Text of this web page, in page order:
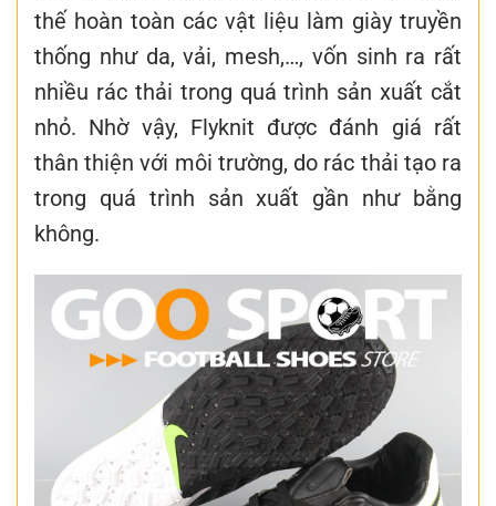
thế hoàn toàn các vật liệu làm giày truyền
thống như da, vải, mesh,…, vốn sinh ra rất
nhiều rác thải trong quá trình sản xuất cắt
nhỏ. Nhờ vậy, Flyknit được đánh giá rất
thân thiện với môi trường, do rác thải tạo ra
trong quá trình sản xuất gần như bằng
không.